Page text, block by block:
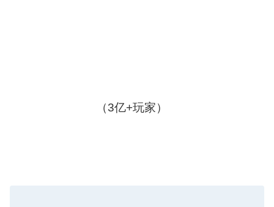
（3亿+玩家）